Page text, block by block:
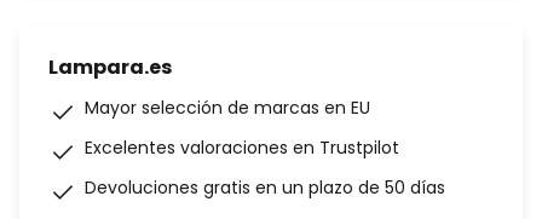
Lampara.es
Mayor selección de marcas en EU
Excelentes valoraciones en Trustpilot
Devoluciones gratis en un plazo de 50 días